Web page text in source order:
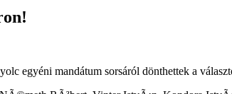
egyéni mandátum sorsáról dönthettek a